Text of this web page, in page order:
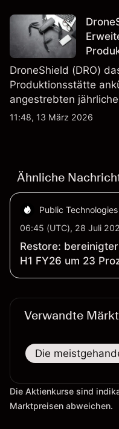
verlässlicher Indikator
DroneShield (DRO)
Produktionsstätte
angestrebten
etwa 2,4 Mrd. AUD
11:48, 13 März 2026
Ähnliche
Public Technologies
06:45 (UTC), 28 Juli
Restore:
H1 FY26 um 23
Pfund; Umsatz
Verwandte
Die
Die Aktienkurse sind
Marktpreisen abweichen.